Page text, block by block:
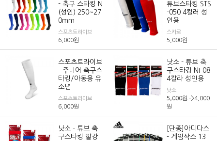
- 축구 스타킹 N
(성인) 250~27
0mm
스포츠트라이브
6,000원
튜브스타킹 STS
-050 4컬러 성
인용
스카로
5,000원
스포츠트라이브
- 주니어 축구스
타킹/아동용 유
소년
스포츠트라이브
6,000원
낫소 - 튜브 축
구스타킹 NI-08
4칼라 성인용
낫소
5,000원->4,000
원
낫소 - 튜브 축
구스타킹 빨강
[단종]아디다스
- 게임삭스 13